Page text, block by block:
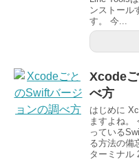
ンストール
す。 今...
Xcode
べ方
はじめに
ますよね。
っている
る方法の備
ターミナル